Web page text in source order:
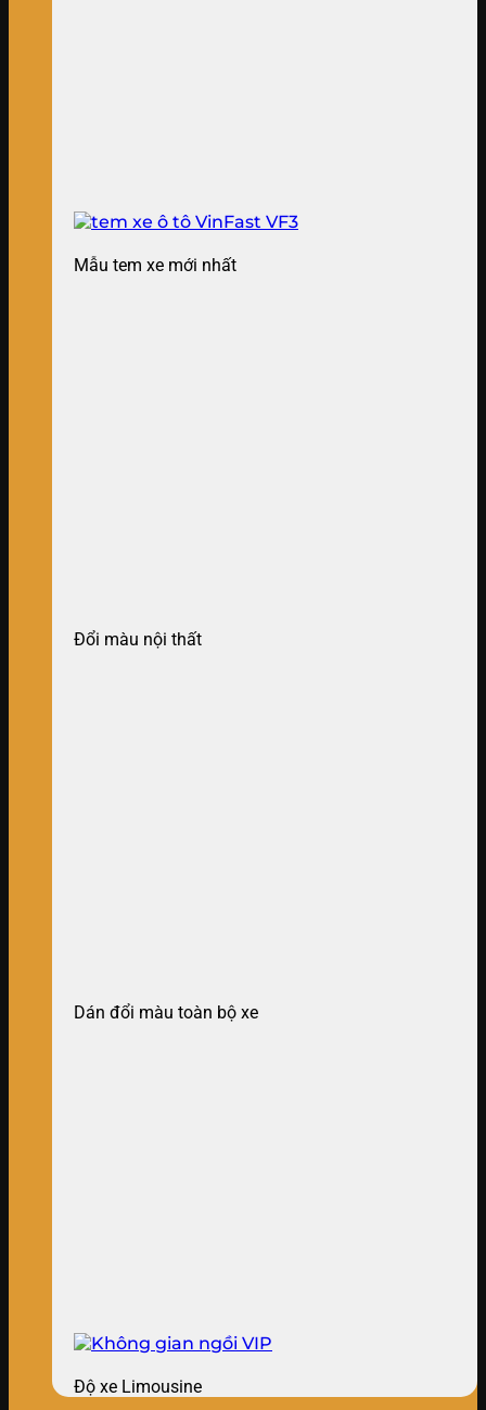
Mẫu tem xe mới nhất
Đổi màu nội thất
Dán đổi màu toàn bộ xe
Độ xe Limousine